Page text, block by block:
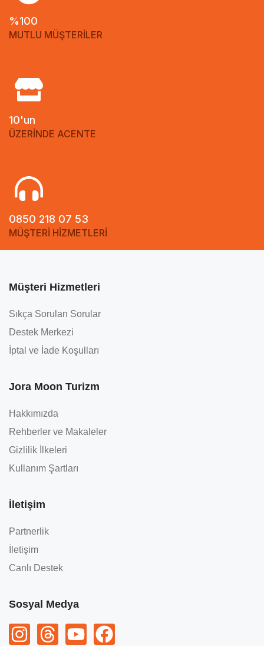
%100
MUTLU MÜŞTERİLER
10'un
ÜZERİNDE ACENTE
0850 218 07 53
MÜŞTERİ HİZMETLERİ
Müşteri Hizmetleri
Sıkça Sorulan Sorular
Destek Merkezi
İptal ve İade Koşulları
Jora Moon Turizm
Hakkımızda
Rehberler ve Makaleler
Gizlilik İlkeleri
Kullanım Şartları
İletişim
Partnerlik
İletişim
Canlı Destek
Sosyal Medya